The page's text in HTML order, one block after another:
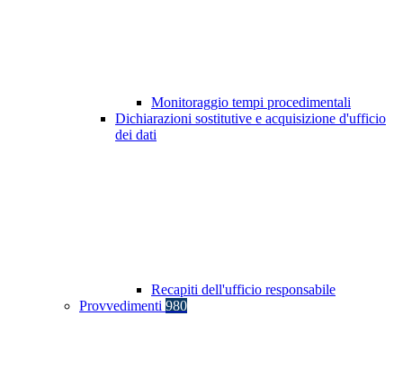
Monitoraggio tempi procedimentali
Dichiarazioni sostitutive e acquisizione d'ufficio
dei dati
Recapiti dell'ufficio responsabile
Provvedimenti 980